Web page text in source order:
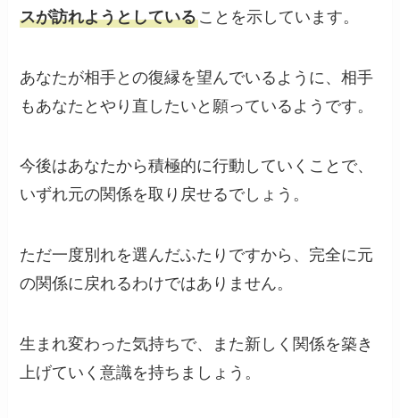
スが訪れようとしていることを示しています。
あなたが相手との復縁を望んでいるように、相手
もあなたとやり直したいと願っているようです。
今後はあなたから積極的に行動していくことで、
いずれ元の関係を取り戻せるでしょう。
ただ一度別れを選んだふたりですから、完全に元
の関係に戻れるわけではありません。
生まれ変わった気持ちで、また新しく関係を築き
上げていく意識を持ちましょう。